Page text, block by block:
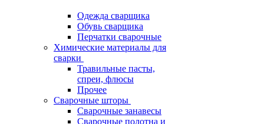
Одежда сварщика
Обувь сварщика
Перчатки сварочные
Химические материалы для
сварки
Травильные пасты,
спреи, флюсы
Прочее
Сварочные шторы
Сварочные занавесы
Сварочные полотна и